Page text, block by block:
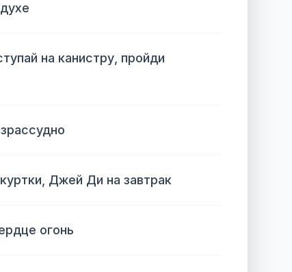
на канистру, пройди
Джей Ди на завтрак
огонь